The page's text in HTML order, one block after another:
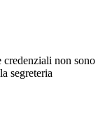
credenziali non sono
segreteria